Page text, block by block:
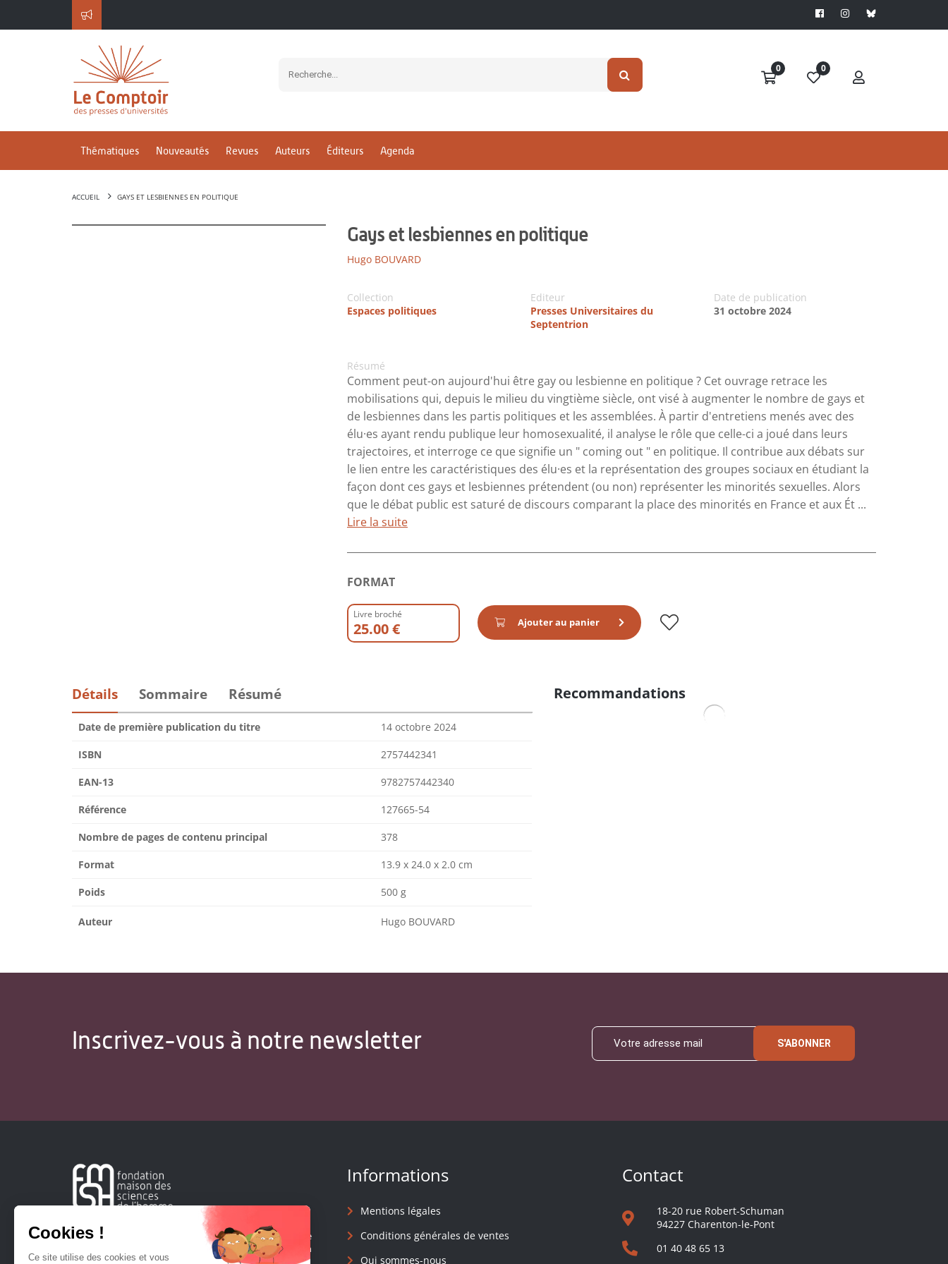
0 0
Thématiques Nouveautés Revues Auteurs Éditeurs Agenda
ACCUEIL GAYS ET LESBIENNES EN POLITIQUE
Gays et lesbiennes en politique
Hugo BOUVARD
Collection
Espaces politiques
Editeur
Presses Universitaires du
Septentrion
Date de publication
31 octobre 2024
Résumé
Comment peut-on aujourd'hui être gay ou lesbienne en politique ? Cet ouvrage retrace les
mobilisations qui, depuis le milieu du vingtième siècle, ont visé à augmenter le nombre de gays et
de lesbiennes dans les partis politiques et les assemblées. À partir d'entretiens menés avec des
élu·es ayant rendu publique leur homosexualité, il analyse le rôle que celle-ci a joué dans leurs
trajectoires, et interroge ce que signifie un " coming out " en politique. Il contribue aux débats sur
le lien entre les caractéristiques des élu·es et la représentation des groupes sociaux en étudiant la
façon dont ces gays et lesbiennes prétendent (ou non) représenter les minorités sexuelles. Alors
que le débat public est saturé de discours comparant la place des minorités en France et aux Ét ...
Lire la suite
FORMAT
Livre broché
25.00 € Ajouter au panier
Détails Sommaire Résumé
Date de première publication du titre 14 octobre 2024
ISBN 2757442341
EAN-13 9782757442340
Référence 127665-54
Nombre de pages de contenu principal 378
Format 13.9 x 24.0 x 2.0 cm
Poids 500 g
Auteur Hugo BOUVARD
Recommandations
Inscrivez-vous à notre newsletter S'ABONNER
Créée en 1963, la Fondation Maison Sciences de l'Homme
soutient la recherche et la diffusion des connaissances en
sciences humaines et sociales.
Informations
Mentions légales
Conditions générales de ventes
Qui sommes-nous
Contact
18-20 rue Robert-Schuman
94227 Charenton-le-Pont
01 40 48 65 13